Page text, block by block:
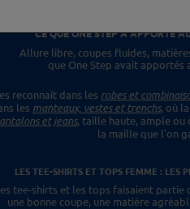
CE QUE ONE STEP A APPORTÉ
Allure libre, coupes fluides,
que One Step avait apportés
reconnaît dans les robes et
les manteaux, vestes et trenchs, où
et jeans, taille haute, ample ou
la maille que l'on
LES TEE-SHIRTS ET TOPS FEMME : LES
tee-shirts et les tops faisaient partie
une bonne coupe, une matière